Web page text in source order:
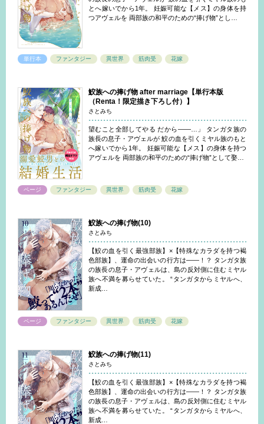
とへ嫁いでから1年。 妊娠可能な【メス】の身体を持
つアヴェルを 両部族の和平のための“捧げ物”とし…
単行本 ファンタジー 異世界 筋肉受 花嫁
鮫族への捧げ物 after marriage【単行本版
（Renta！限定描き下ろし付）】
さとみち
望むこと全部してやる だから――…」 タンガタ族の
族長の息子・アヴェルが 鮫の血を引くミヤル族のもと
へ嫁いでから1年。 妊娠可能な【メス】の身体を持つ
アヴェルを 両部族の和平のための“捧げ物”として娶…
ページ ファンタジー 異世界 筋肉受 花嫁
鮫族への捧げ物(10)
さとみち
【鮫の血を引く最強部族】×【特殊なカラダを持つ褐
色部族】、運命の出会いの行方は――！？ タンガタ族
の族長の息子・アヴェルは、島の反対側に住むミヤル
族へ不満を募らせていた。 “タンガタからミヤルへ、
新成…
ページ ファンタジー 異世界 筋肉受 花嫁
鮫族への捧げ物(11)
さとみち
【鮫の血を引く最強部族】×【特殊なカラダを持つ褐
色部族】、運命の出会いの行方は――！？ タンガタ族
の族長の息子・アヴェルは、島の反対側に住むミヤル
族へ不満を募らせていた。 “タンガタからミヤルへ、
新成…